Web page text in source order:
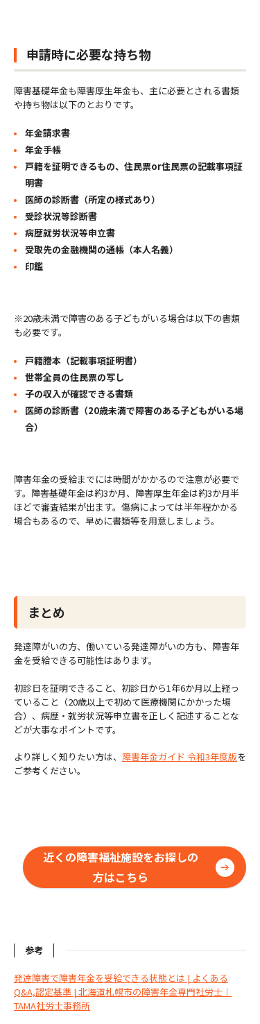
申請時に必要な持ち物
障害基礎年金も障害厚生年金も、主に必要とされる書類
や持ち物は以下のとおりです。
年金請求書
年金手帳
戸籍を証明できるもの、住民票or住民票の記載事項証
明書
医師の診断書（所定の様式あり）
受診状況等診断書
病歴就労状況等申立書
受取先の金融機関の通帳（本人名義）
印鑑
※20歳未満で障害のある子どもがいる場合は以下の書類
も必要です。
戸籍謄本（記載事項証明書）
世帯全員の住民票の写し
子の収入が確認できる書類
医師の診断書（20歳未満で障害のある子どもがいる場
合）
障害年金の受給までには時間がかかるので注意が必要で
す。 障害基礎年金は約3か月、障害厚生年金は約3か月半
ほどで審査結果が出ます。傷病によっては半年程かかる
場合もあるので、早めに書類等を用意しましょう。
まとめ
発達障がいの方、働いている発達障がいの方も、障害年
金を受給できる可能性はあります。
初診日を証明できること、初診日から1年6か月以上経っ
ていること（20歳以上で初めて医療機関にかかった場
合）、病歴・就労状況等申立書を正しく記述することな
どが大事なポイントです。
より詳しく知りたい方は、 障害年金ガイド 令和3年度版を
ご参考ください。
近くの障害福祉施設をお探しの
方はこちら
参考
発達障害で障害年金を受給できる状態とは | よくある
Q&A,認定基準 | 北海道札幌市の障害年金専門社労士｜
TAMA社労士事務所